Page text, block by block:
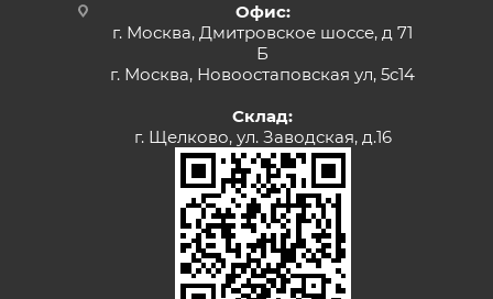
Офис:
г. Москва, Дмитровское шоссе, д 71
Б
г. Москва, Новоостаповская ул, 5с14
Склад:
г. Щелково, ул. Заводская, д.16